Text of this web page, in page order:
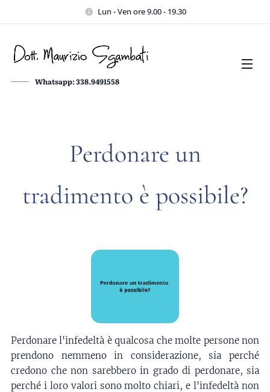
Lun - Ven ore 9.00 - 19.30
Whatsapp: 338.9491558
Perdonare un
tradimento è possibile?
Perdonare l'infedeltà è qualcosa che molte persone non
prendono nemmeno in considerazione, sia perché
credono che non sarebbero in grado di perdonare, sia
perché i loro valori sono molto chiari, e l'infedeltà non